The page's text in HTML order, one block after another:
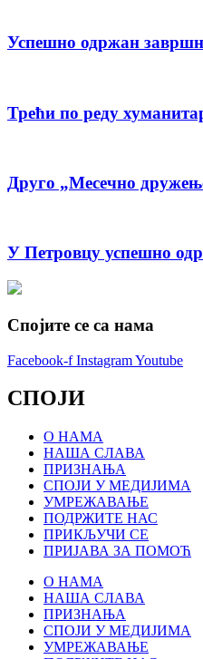
Успешно одржан
Трећи по реду
Друго „Месечно
У Петровцу успешно
Спојите се са нама
Facebook-f InstagramYoutube
СПОЈИ
О НАМА
НАША СЛАВА
ПРИЗНАЊА
СПОЈИ У МЕДИЈИМА
УМРЕЖАВАЊЕ
ПОДРЖИТЕ НАС
ПРИКЉУЧИ СЕ
ПРИЈАВА ЗА ПОМОЋ
О НАМА
НАША СЛАВА
ПРИЗНАЊА
СПОЈИ У МЕДИЈИМА
УМРЕЖАВАЊЕ